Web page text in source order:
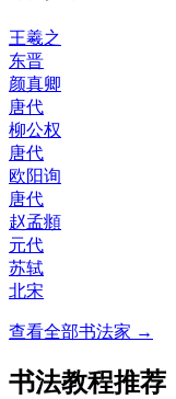
王羲之
东晋
颜真卿
唐代
柳公权
唐代
欧阳询
唐代
赵孟頫
元代
苏轼
北宋
查看全部书法家 →
书法教程推荐